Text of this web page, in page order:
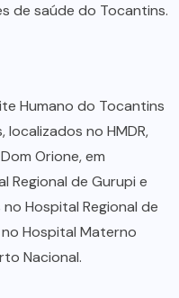
de saúde do Tocantins.
Humano do Tocantins
no HMDR,
Orione, em
Regional de Gurupi e
Hospital Regional de
Hospital Materno
Nacional.